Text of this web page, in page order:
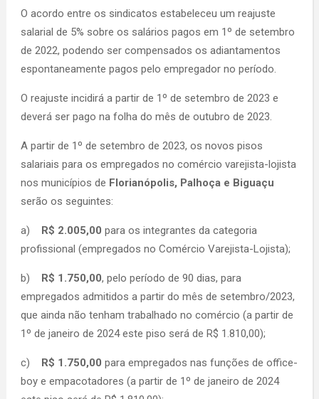
O acordo entre os sindicatos estabeleceu um reajuste
salarial de 5% sobre os salários pagos em 1º de setembro
de 2022, podendo ser compensados os adiantamentos
espontaneamente pagos pelo empregador no período.
O reajuste incidirá a partir de 1º de setembro de 2023 e
deverá ser pago na folha do mês de outubro de 2023.
A partir de 1º de setembro de 2023, os novos pisos
salariais para os empregados no comércio varejista-lojista
nos municípios de Florianópolis, Palhoça e Biguaçu
serão os seguintes:
a) R$ 2.005,00 para os integrantes da categoria
profissional (empregados no Comércio Varejista-Lojista);
b) R$ 1.750,00, pelo período de 90 dias, para
empregados admitidos a partir do mês de setembro/2023,
que ainda não tenham trabalhado no comércio (a partir de
1º de janeiro de 2024 este piso será de R$ 1.810,00);
c) R$ 1.750,00 para empregados nas funções de office-
boy e empacotadores (a partir de 1º de janeiro de 2024